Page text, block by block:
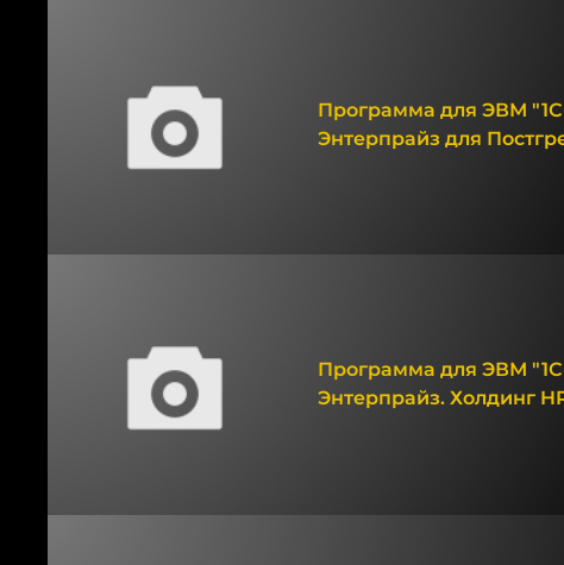
Программа для ЭВМ
Энтерпрайз для
Программа для ЭВМ
Энтерпрайз. Холдинг